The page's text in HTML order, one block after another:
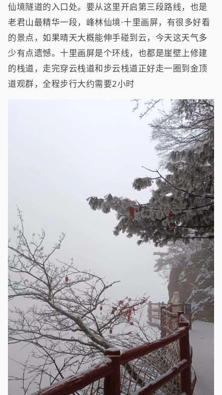
仙境隧道的入口处。要从这里开启第三段路线，也是
老君山最精华一段，峰林仙境·十里画屏，有很多好看
的景点，如果晴天大概能伸手碰到云，今天这天气多
少有点遗憾。十里画屏是个环线，也都是崖壁上修建
的栈道，走完穿云栈道和步云栈道正好走一圈到金顶
道观群，全程步行大约需要2小时